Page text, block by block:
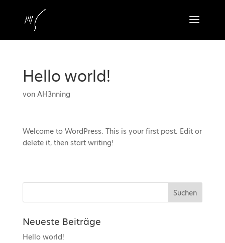
Hello world!
von AH3nning
Welcome to WordPress. This is your first post. Edit or
delete it, then start writing!
Neueste Beiträge
Hello world!